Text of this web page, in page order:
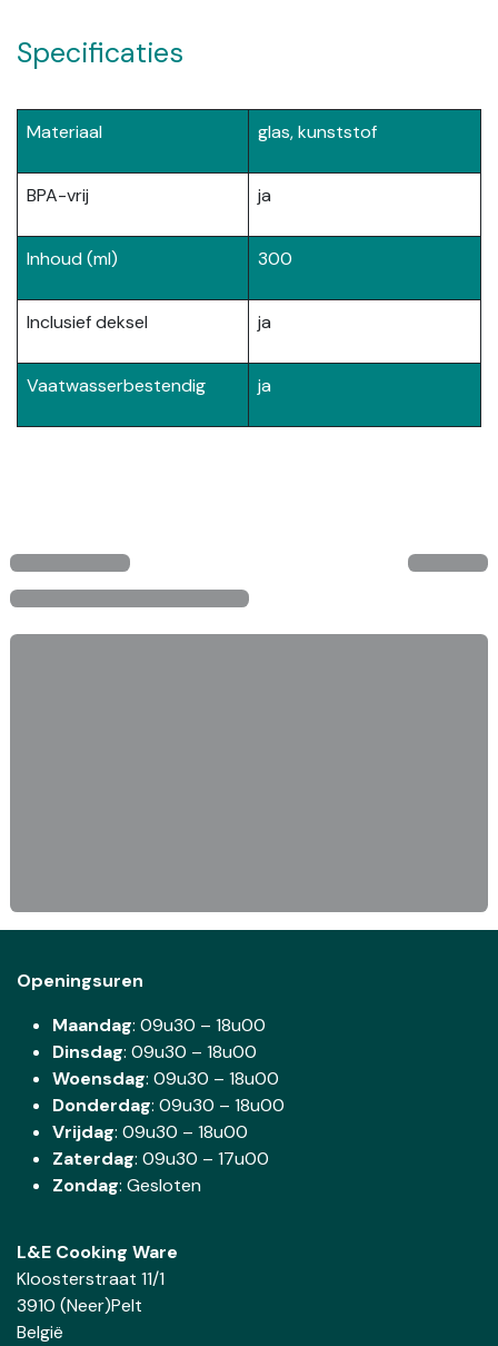
Specificaties
Materiaal glas, kunststof
BPA-vrij ja
Inhoud (ml) 300
Inclusief deksel ja
Vaatwasserbestendig ja
Openingsuren
Maandag: 09u30 – 18u00
Dinsdag: 09u30 – 18u00
Woensdag: 09u30 – 18u00
Donderdag: 09u30 – 18u00
Vrijdag: 09u30 – 18u00
Zaterdag: 09u30 – 17u00
Zondag: Gesloten
L&E Cooking Ware
Kloosterstraat 11/1
3910 (Neer)Pelt
België